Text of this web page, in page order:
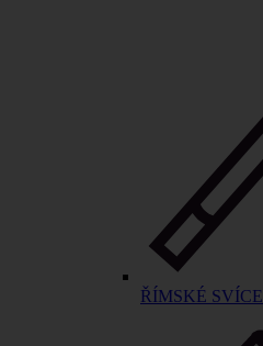
ŘÍMSKÉ SVÍCE